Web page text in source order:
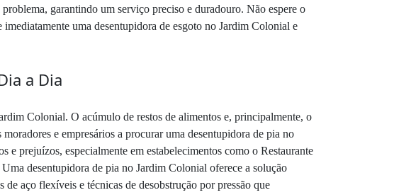
garantindo um serviço preciso e duradouro. Não espere o
uma desentupidora de esgoto no Jardim Colonial e
a Dia
Colonial. O acúmulo de restos de alimentos e, principalmente, o
e empresários a procurar uma desentupidora de pia no
prejuízos, especialmente em estabelecimentos como o Restaurante
desentupidora de pia no Jardim Colonial oferece a solução
aço flexíveis e técnicas de desobstrução por pressão que